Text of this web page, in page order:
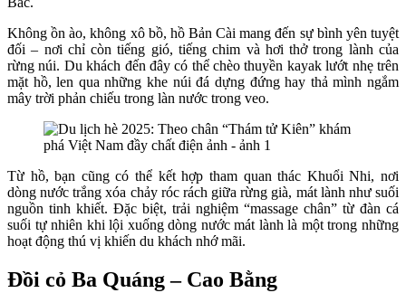
Không ồn ào, không xô bồ, hồ Bản Cài mang đến sự bình yên tuyệt
đối – nơi chỉ còn tiếng gió, tiếng chim và hơi thở trong lành của
rừng núi. Du khách đến đây có thể chèo thuyền kayak lướt nhẹ trên
mặt hồ, len qua những khe núi đá dựng đứng hay thả mình ngắm
mây trời phản chiếu trong làn nước trong veo.
Từ hồ, bạn cũng có thể kết hợp tham quan thác Khuổi Nhi, nơi
dòng nước trắng xóa chảy róc rách giữa rừng già, mát lành như suối
nguồn tinh khiết. Đặc biệt, trải nghiệm “massage chân” từ đàn cá
suối tự nhiên khi lội xuống dòng nước mát lành là một trong những
hoạt động thú vị khiến du khách nhớ mãi.
Đồi cỏ Ba Quáng – Cao Bằng